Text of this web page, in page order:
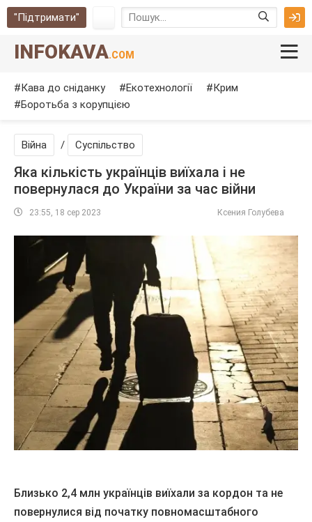
"Підтримати"
INFOKAVA.COM
Кава до сніданку Екотехнології
Крим
Боротьба з корупцією
Війна / Суспільство
Яка кількість українців виїхала і не
повернулася до України за час війни
23:55, 18 сер 2023 Ксения Голубева
Близько 2,4 млн українців виїхали за кордон та не
повернулися від початку повномасштабного